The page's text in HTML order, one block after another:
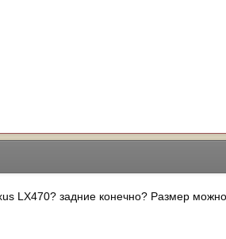
LX470? задние конечно? Размер